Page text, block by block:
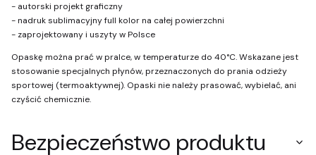
- autorski projekt graficzny
- nadruk sublimacyjny full kolor na całej powierzchni
- zaprojektowany i uszyty w Polsce
Opaskę można prać w pralce, w temperaturze do 40°C. Wskazane jest
stosowanie specjalnych płynów, przeznaczonych do prania odzieży
sportowej (termoaktywnej). Opaski nie należy prasować, wybielać, ani
czyścić chemicznie.
Bezpieczeństwo produktu